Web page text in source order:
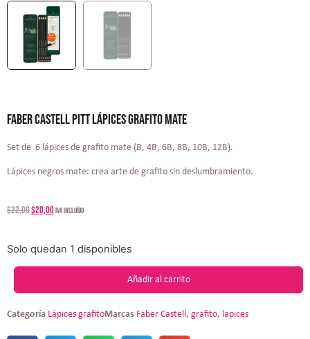
FABER CASTELL PITT LÁPICES GRAFITO MATE
Set de 6 lápices de grafito mate (B, 4B, 6B, 8B, 10B, 12B).
Lápices negros mate: crea arte de grafito sin deslumbramiento.
$22,00$20,00 IVA incluído
Solo quedan 1 disponibles
Añadir al carrito
Categoría Lápices grafitoMarcas Faber Castell, grafito, lapices